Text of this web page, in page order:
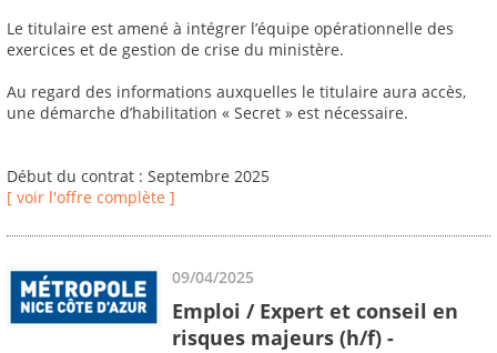
Le titulaire est amené à intégrer l’équipe opérationnelle des
exercices et de gestion de crise du ministère.
Au regard des informations auxquelles le titulaire aura accès,
une démarche d’habilitation « Secret » est nécessaire.
Début du contrat : Septembre 2025
[ voir l'offre complète ]
09/04/2025
Emploi / Expert et conseil en
risques majeurs (h/f) -